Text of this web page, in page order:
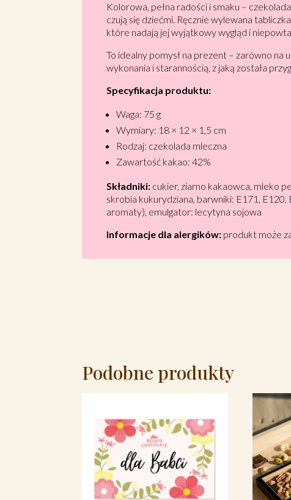
Kolorowa, pełna radości i smaku –
czują się dziećmi. Ręcznie wylewana
które nadają jej wyjątkowy wygląd i
To idealny pomysł na prezent – zarówno
wykonania i starannością, z jaką została
Specyfikacja produktu:
Waga: 75 g
Wymiary: 18 × 12 × 1,5 cm
Rodzaj: czekolada mleczna
Zawartość kakao: 42%
Składniki: cukier, ziarno kakaowca, mleko
skrobia kukurydziana, barwniki: E171,
aromaty), emulgator: lecytyna sojowa
Informacje dla alergików: produkt może
Podobne produkty